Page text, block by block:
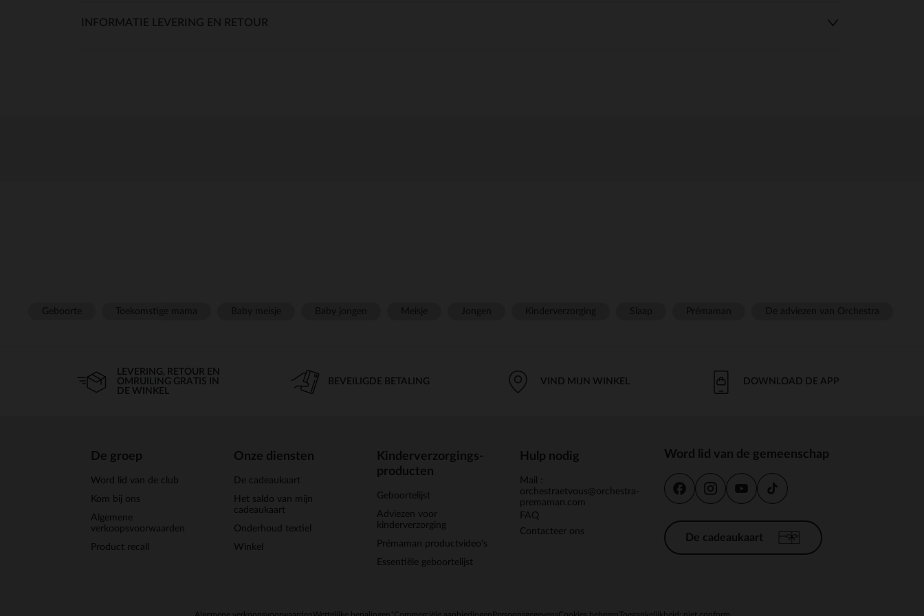
INFORMATIE LEVERING EN RETOUR
LEVERING, RETOUR EN
OMRUILING GRATIS IN
DE WINKEL
BEVEILIGDE BETALING VIND MIJN WINKEL DOWNLOAD DE APP
De groep
Word lid van de club
Kom bij ons
Algemene
verkoopsvoorwaarden
Product recall
Onze diensten
De cadeaukaart
Het saldo van mijn
cadeaukaart
Onderhoud textiel
Winkel
Kinderverzorgings-
producten
Geboortelijst
Adviezen voor
kinderverzorging
Prémaman productvideo's
Essentiële geboortelijst
Hulp nodig
Mail :
orchestraetvous@orchestra-
premaman.com
FAQ
Contacteer ons
Word lid van de gemeenschap
De cadeaukaart